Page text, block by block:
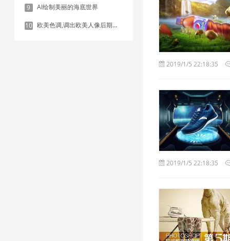
9 AI绘制美丽的海底世界
10 欧美色调,调出欧美人像后期色调实例
2019/1/5 22:18:35
2019/1/5 22:18:35